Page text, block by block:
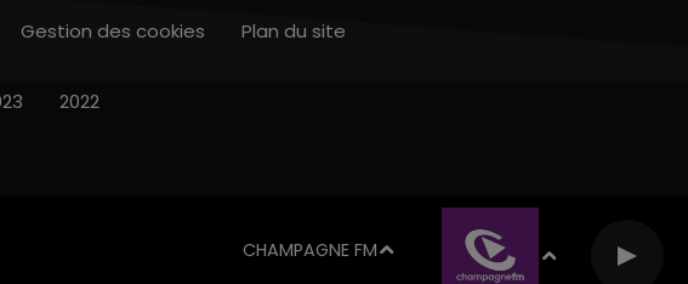
CHAMPAGNE FM
Gestion des cookies Plan du site
2022